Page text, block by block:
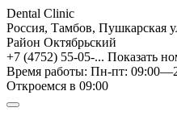
Dental Clinic
Россия, Тамбов, Пушкарская
Район Октябрьский
+7 (4752) 55-05-... Показать
Время работы: Пн-пт:
Откроемся в 09:00